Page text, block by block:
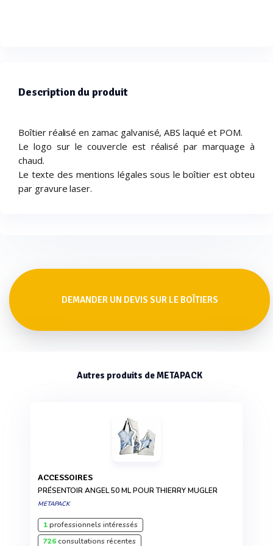
Description du produit
Boîtier réalisé en zamac galvanisé, ABS laqué et POM.
Le logo sur le couvercle est réalisé par marquage à
chaud.
Le texte des mentions légales sous le boîtier est obteu
par gravure laser.
DEMANDER UN DEVIS SUR LE BOÎTIERS
Autres produits de METAPACK
ACCESSOIRES
PRÉSENTOIR ANGEL 50 ML POUR THIERRY MUGLER
METAPACK
1professionnels intéressés
726consultations récentes